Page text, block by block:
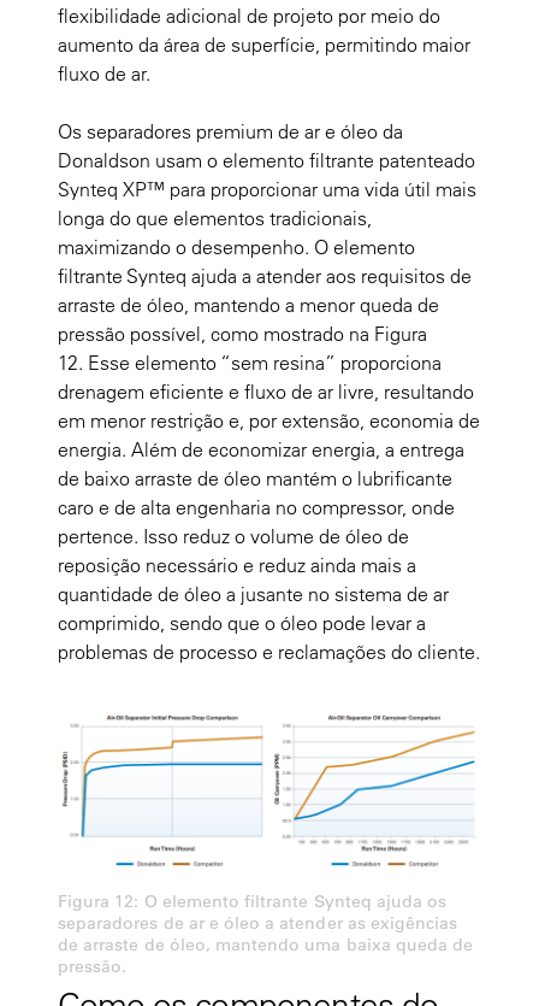
flexibilidade adicional de projeto por meio do
aumento da área de superfície, permitindo maior
fluxo de ar.
Os separadores premium de ar e óleo da
Donaldson usam o elemento filtrante patenteado
Synteq XP™ para proporcionar uma vida útil mais
longa do que elementos tradicionais,
maximizando o desempenho. O elemento
filtrante Synteq ajuda a atender aos requisitos de
arraste de óleo, mantendo a menor queda de
pressão possível, como mostrado na Figura
12. Esse elemento “sem resina” proporciona
drenagem eficiente e fluxo de ar livre, resultando
em menor restrição e, por extensão, economia de
energia. Além de economizar energia, a entrega
de baixo arraste de óleo mantém o lubrificante
caro e de alta engenharia no compressor, onde
pertence. Isso reduz o volume de óleo de
reposição necessário e reduz ainda mais a
quantidade de óleo a jusante no sistema de ar
comprimido, sendo que o óleo pode levar a
problemas de processo e reclamações do cliente.
Figura 12: O elemento filtrante Synteq ajuda os
separadores de ar e óleo a atender as exigências
de arraste de óleo, mantendo uma baixa queda de
pressão.